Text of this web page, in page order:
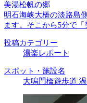
美湯松帆の郷
明石海峡大橋の淡路島
ます。そこから5分で
投稿カテゴリー
湯楽レポート
スポット・施設名
大鳴門橋遊歩道